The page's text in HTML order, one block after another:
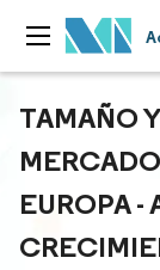
TAMAÑO
EUROPA -